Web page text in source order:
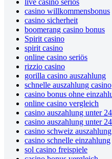
live casino seriös
casino willkommensbonus
casino sicherheit
boomerang casino bonus
Spirit casino
spirit casino
online casino seriös
rizzio casino
gorilla casino auszahlung
schnelle auszahlung casino
casino bonus ohne
online casino vergleich
casino auszahlung unter
casino auszahlung unter
casino schweiz auszahlung
casino schnelle einzahlung
sol casino freispiele